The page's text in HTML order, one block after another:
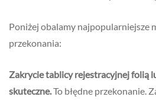
Poniżej obalamy najpopularniejsze
przekonania:
Zakrycie tablicy rejestracyjnej folią
skuteczne.To błędne przekonanie.